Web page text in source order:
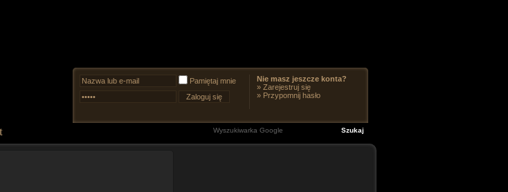
Pamiętaj mnie
Nie masz jeszcze konta?
» Zarejestruj się
» Przypomnij hasło